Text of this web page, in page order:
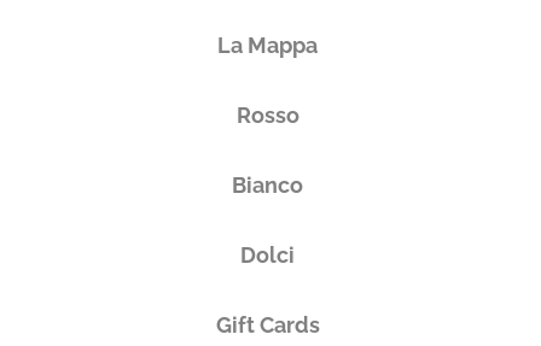
La Mappa
Rosso
Bianco
Dolci
Gift Cards